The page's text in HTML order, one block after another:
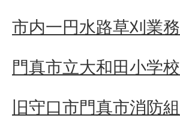
市内一円水路草刈業
門真市立大和田小学
旧守口市門真市消防